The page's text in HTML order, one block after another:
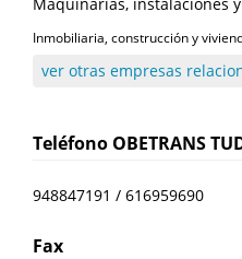
Inmobiliaria, construcción y
ver otras empresas
Teléfono OBETRANS
948847191 / 616959690
Fax